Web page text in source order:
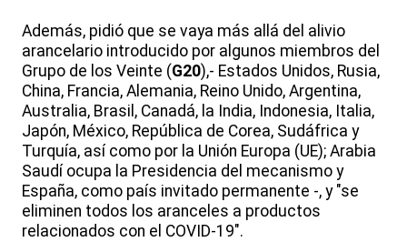
Además, pidió que se vaya más allá del alivio
arancelario introducido por algunos miembros del
Grupo de los Veinte (G20),- Estados Unidos, Rusia,
China, Francia, Alemania, Reino Unido, Argentina,
Australia, Brasil, Canadá, la India, Indonesia, Italia,
Japón, México, República de Corea, Sudáfrica y
Turquía, así como por la Unión Europa (UE); Arabia
Saudí ocupa la Presidencia del mecanismo y
España, como país invitado permanente -, y "se
eliminen todos los aranceles a productos
relacionados con el COVID-19".